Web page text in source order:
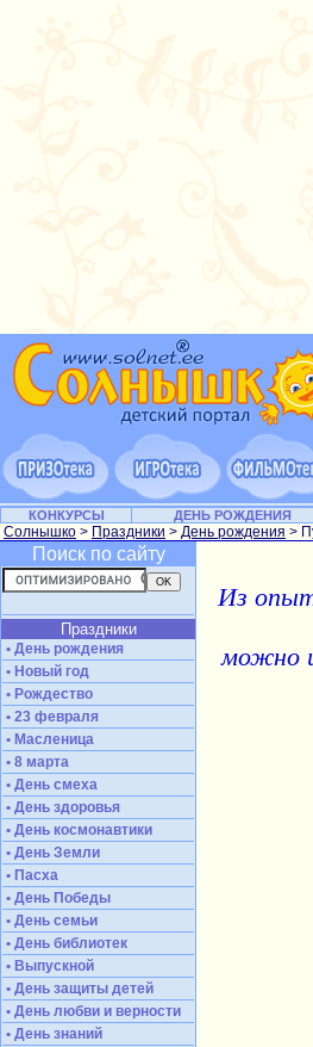
КОНКУРСЫ ДЕНЬ РОЖДЕНИЯ
Солнышко > Праздники > День рождения >
Поиск по сайту
Праздники
• День рождения
• Новый год
• Рождество
• 23 февраля
• Масленица
• 8 марта
• День смеха
• День здоровья
• День космонавтики
• День Земли
• Пасха
• День Победы
• День семьи
• День библиотек
• Выпускной
• День защиты детей
• День любви и верности
• День знаний
Из
можно